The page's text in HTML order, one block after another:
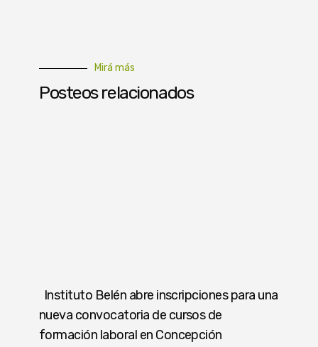
Mirá más
Posteos relacionados
Instituto Belén abre inscripciones para una
nueva convocatoria de cursos de
formación laboral en Concepción